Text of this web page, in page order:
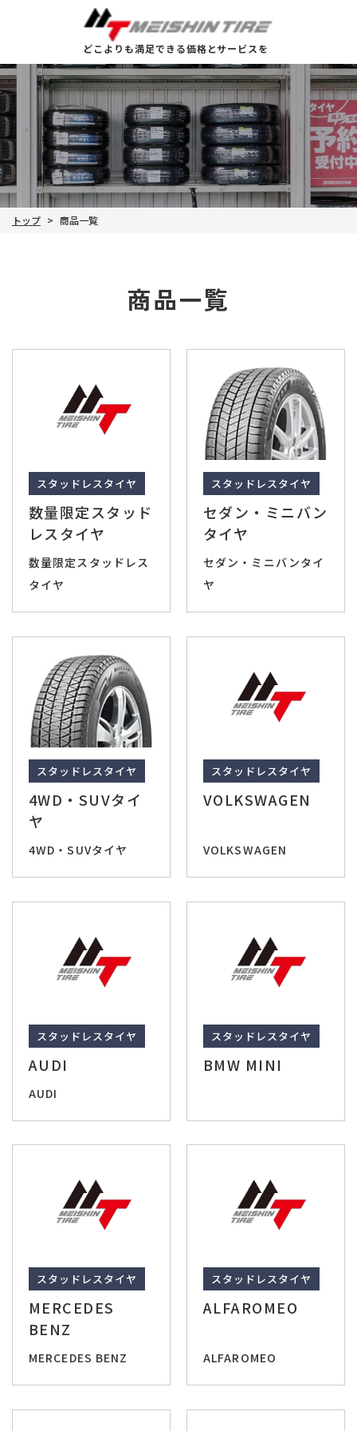
どこよりも満足できる価格とサービスを
トップ > 商品一覧
商品一覧
スタッドレスタイヤ
数量限定スタッド
レスタイヤ
数量限定スタッドレス
タイヤ
スタッドレスタイヤ
セダン・ミニバン
タイヤ
セダン・ミニバンタイ
ヤ
スタッドレスタイヤ
4WD・SUVタイ
ヤ
4WD・SUVタイヤ
スタッドレスタイヤ
VOLKSWAGEN
VOLKSWAGEN
スタッドレスタイヤ
AUDI
AUDI
スタッドレスタイヤ
BMW MINI
スタッドレスタイヤ
MERCEDES
BENZ
MERCEDES BENZ
スタッドレスタイヤ
ALFAROMEO
ALFAROMEO